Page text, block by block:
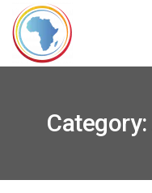
Category: